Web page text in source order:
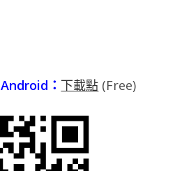
： 下載點 (Free)